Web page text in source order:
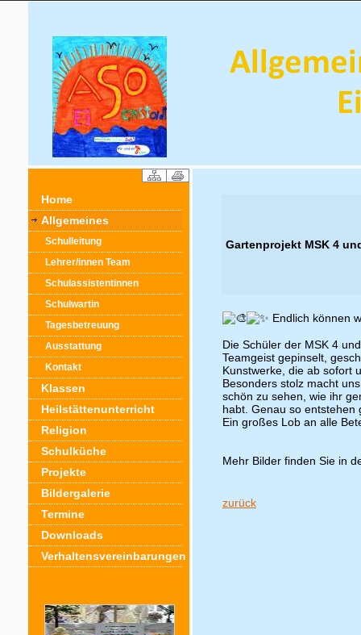
Home
Allgemeines
Schulleitung
Lehrer/innen Team
Schulassistentinnen
Schulwartin
Tagesbetreuung
Ausstattung
Kontakt
Klassen
Heilstättenunterricht
Religion
Schulküche
Projekte
Bildergalerie
Termine
Downloads
Verhaltensvereinbarungen
Gartenprojekt MSK 4
Endlich können
Die Schüler der MSK 4
Teamgeist gepinselt,
Kunstwerke, die ab sofort
Besonders stolz macht
schön zu sehen, wie ihr
habt. Genau so entstehen
Ein großes Lob an alle
Mehr Bilder finden Sie in
zurück